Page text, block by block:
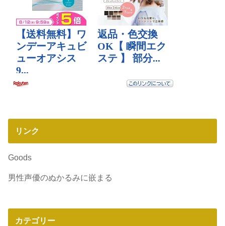
リンク
Goods
男性声優のぬかるみに嵌まる
カテゴリー